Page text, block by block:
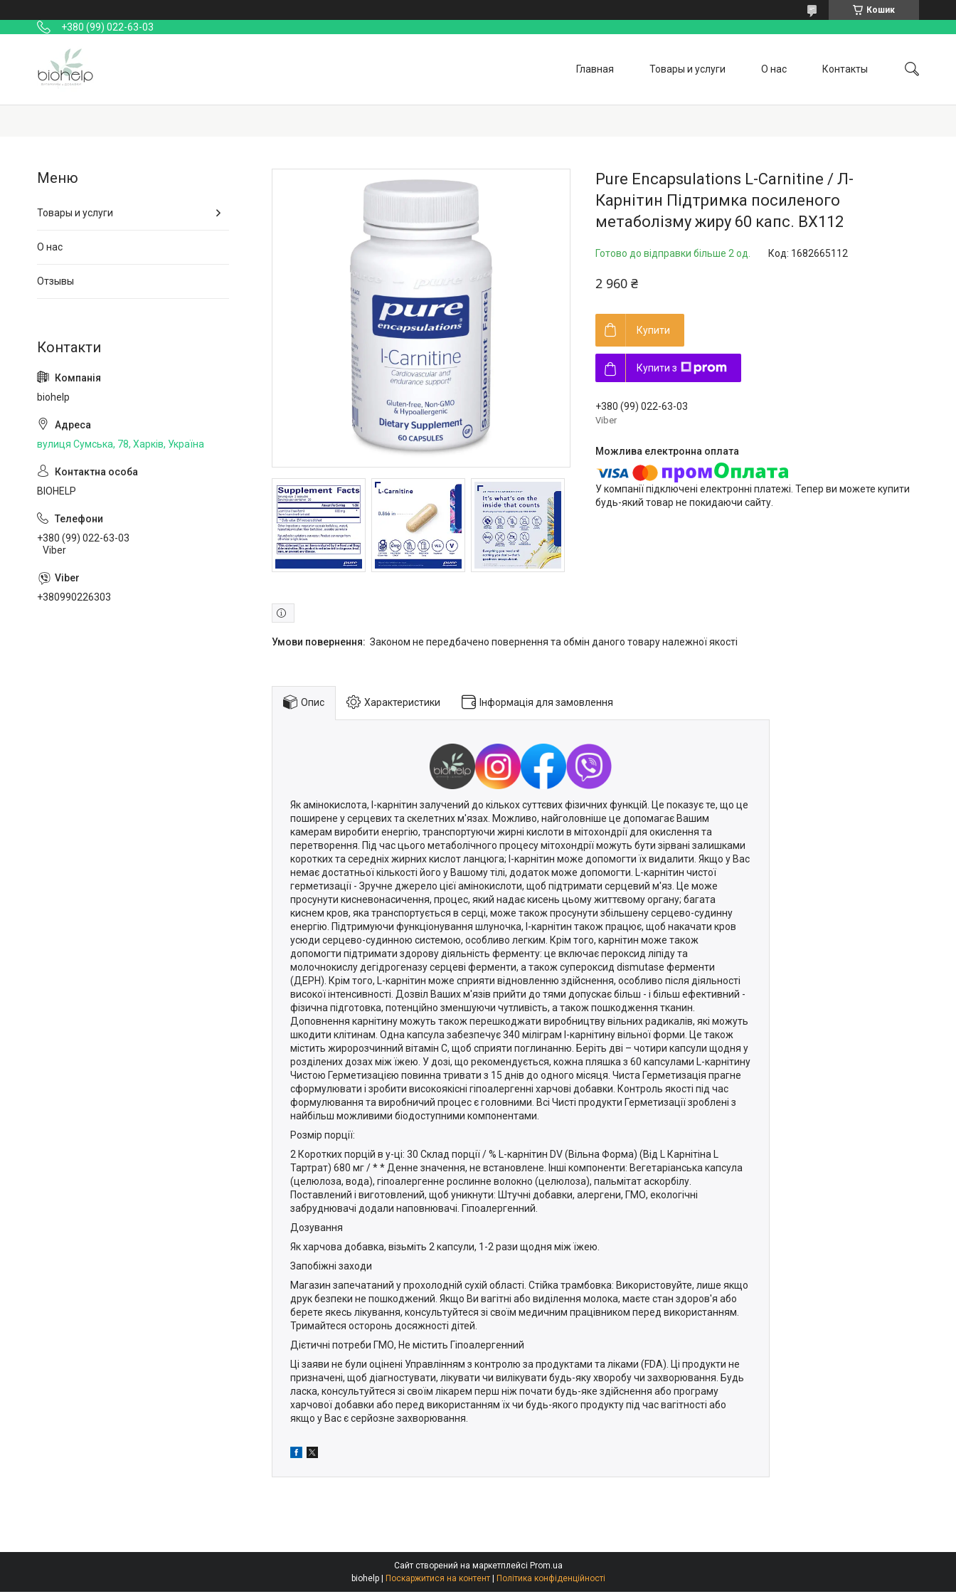
Кошик
+380 (99) 022-63-03
Главная Товары и услуги О нас Контакты
Pure Encapsulations L-Carnitine / Л-
Карнітин Підтримка посиленого
метаболізму жиру 60 капс. BX112
Готово до відправки більше 2 од. Код: 1682665112
2 960 ₴
Купити
Купити з
+380 (99) 022-63-03
Viber
У компанії підключені електронні платежі. Тепер ви можете купити
будь-який товар не покидаючи сайту.
Законом не передбачено повернення та обмін даного товару належної якості
Опис Характеристики Інформація для замовлення
Як амінокислота, l-карнітин залучений до кількох суттєвих фізичних функцій. Це показує те, що це
поширене у серцевих та скелетних м'язах. Можливо, найголовніше це допомагає Вашим
камерам виробити енергію, транспортуючи жирні кислоти в мітохондрії для окислення та
перетворення. Під час цього метаболічного процесу мітохондрії можуть бути зірвані залишками
коротких та середніх жирних кислот ланцюга; l-карнітин може допомогти їх видалити. Якщо у Вас
немає достатньої кількості його у Вашому тілі, додаток може допомогти. L-карнітин чистої
герметизації - Зручне джерело цієї амінокислоти, щоб підтримати серцевий м'яз. Це може
просунути кисневонасичення, процес, який надає кисень цьому життєвому органу; багата
киснем кров, яка транспортується в серці, може також просунути збільшену серцево-судинну
енергію. Підтримуючи функціонування шлуночка, l-карнітин також працює, щоб накачати кров
усюди серцево-судинною системою, особливо легким. Крім того, карнітин може також
допомогти підтримати здорову діяльність ферменту: це включає пероксид ліпіду та
молочнокислу дегідрогеназу серцеві ферменти, а також супероксид dismutase ферменти
(ДЕРН). Крім того, L-карнітин може сприяти відновленню здійснення, особливо після діяльності
високої інтенсивності. Дозвіл Ваших м'язів прийти до тями допускає більш - і більш ефективний -
фізична підготовка, потенційно зменшуючи чутливість, а також пошкодження тканин.
Доповнення карнітину можуть також перешкоджати виробництву вільних радикалів, які можуть
шкодити клітинам. Одна капсула забезпечує 340 міліграм l-карнітину вільної форми. Це також
містить жиророзчинний вітамін C, щоб сприяти поглинанню. Беріть дві – чотири капсули щодня у
розділених дозах між їжею. У дозі, що рекомендується, кожна пляшка з 60 капсулами L-карнітину
Чистою Герметизацією повинна тривати з 15 днів до одного місяця. Чиста Герметизація прагне
сформулювати і зробити високоякісні гіпоалергенні харчові добавки. Контроль якості під час
формулювання та виробничий процес є головними. Всі Чисті продукти Герметизації зроблені з
найбільш можливими біодоступними компонентами.
Розмір порції:
2 Коротких порцій в у-ці: 30 Склад порції / % L-карнітин DV (Вільна Форма) (Від L Карнітіна L
Тартрат) 680 мг / * * Денне значення, не встановлене. Інші компоненти: Вегетаріанська капсула
(целюлоза, вода), гіпоалергенне рослинне волокно (целюлоза), пальмітат аскорбілу.
Поставлений і виготовлений, щоб уникнути: Штучні добавки, алергени, ГМО, екологічні
забруднювачі додали наповнювачі. Гіпоалергенний.
Дозування
Як харчова добавка, візьміть 2 капсули, 1-2 рази щодня між їжею.
Запобіжні заходи
Магазин запечатаний у прохолодній сухій області. Стійка трамбовка: Використовуйте, лише якщо
друк безпеки не пошкоджений. Якщо Ви вагітні або виділення молока, маєте стан здоров'я або
берете якесь лікування, консультуйтеся зі своїм медичним працівником перед використанням.
Тримайтеся осторонь досяжності дітей.
Дієтичні потреби ГМО, Не містить Гіпоалергенний
Ці заяви не були оцінені Управлінням з контролю за продуктами та ліками (FDA). Ці продукти не
призначені, щоб діагностувати, лікувати чи вилікувати будь-яку хворобу чи захворювання. Будь
ласка, консультуйтеся зі своїм лікарем перш ніж почати будь-яке здійснення або програму
харчової добавки або перед використанням їх чи будь-якого продукту під час вагітності або
якщо у Вас є серйозне захворювання.
Товары и услуги
О нас
Отзывы
biohelp
вулиця Сумська, 78, Харків, Україна
BIOHELP
+380 (99) 022-63-03
Viber
+380990226303
Сайт створений на маркетплейсі Prom.ua
biohelp | Поскаржитися на контент | Політика конфіденційності